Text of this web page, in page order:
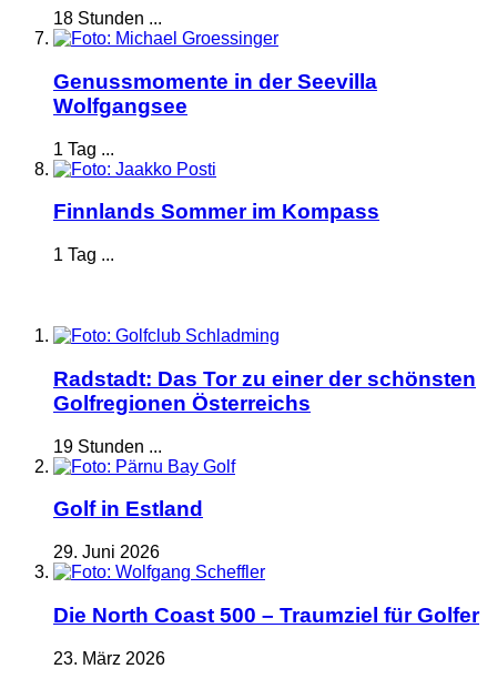
18 Stunden ...
Genussmomente in der Seevilla
Wolfgangsee
1 Tag ...
Finnlands Sommer im Kompass
1 Tag ...
Radstadt: Das Tor zu einer der schönsten
Golfregionen Österreichs
19 Stunden ...
Golf in Estland
29. Juni 2026
Die North Coast 500 – Traumziel für Golfer
23. März 2026